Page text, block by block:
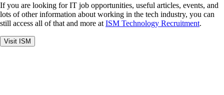
If you are looking for IT job opportunities, useful articles, events, and
lots of other information about working in the tech industry, you can
still access all of that and more at ISM Technology Recruitment.
Visit ISM